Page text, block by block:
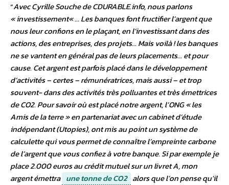
“Avec Cyrille Souche de CDURABLE.info, nous parlons
«investissement« … Les banques font fructifier l’argent que
nous leur confions en le plaçant, en l’investissant dans des
actions, des entreprises, des projets… Mais voilà ! les banques
ne se vantent en général pas de leurs placements… et pour
cause. Cet argent est parfois placé dans le développement
d’activités – certes – rémunératrices, mais aussi – et trop
souvent- dans des activités très polluantes et très émettrices
de CO2. Pour savoir où est placé notre argent, l’ONG «les
Amis de la terre» en partenariat avec un cabinet d’étude
indépendant (Utopies), ont mis au point un système de
calculette qui vous permet de connaître l’empreinte carbone
de l’argent que vous confiez à votre banque. Si par exemple je
place 2.000 euros au crédit mutuel sur un livret A, mon
argent émettra une tonne de CO2 alors que l’on pense qu’il